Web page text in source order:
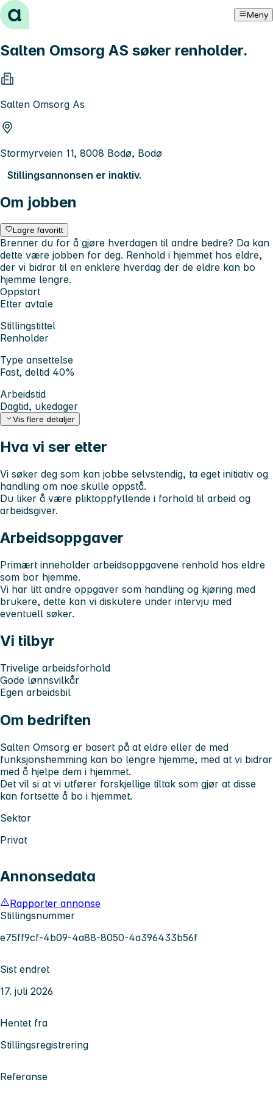
Hopp til innhold Meny
Salten Omsorg AS søker renholder.
Salten Omsorg As
Stormyrveien 11, 8008 Bodø, Bodø
Stillingsannonsen er inaktiv.
Om jobben
Lagre favoritt
Brenner du for å gjøre hverdagen til andre bedre? Da kan
dette være jobben for deg. Renhold i hjemmet hos eldre,
der vi bidrar til en enklere hverdag der de eldre kan bo
hjemme lengre.
Oppstart
Etter avtale
Stillingstittel
Renholder
Type ansettelse
Fast, deltid 40%
Arbeidstid
Dagtid, ukedager
Vis flere detaljer
Hva vi ser etter
Vi søker deg som kan jobbe selvstendig, ta eget initiativ og
handling om noe skulle oppstå.
Du liker å være pliktoppfyllende i forhold til arbeid og
arbeidsgiver.
Arbeidsoppgaver
Primært inneholder arbeidsoppgavene renhold hos eldre
som bor hjemme.
Vi har litt andre oppgaver som handling og kjøring med
brukere, dette kan vi diskutere under intervju med
eventuell søker.
Vi tilbyr
Trivelige arbeidsforhold
Gode lønnsvilkår
Egen arbeidsbil
Om bedriften
Salten Omsorg er basert på at eldre eller de med
funksjonshemming kan bo lengre hjemme, med at vi bidrar
med å hjelpe dem i hjemmet.
Det vil si at vi utfører forskjellige tiltak som gjør at disse
kan fortsette å bo i hjemmet.
Sektor
Privat
Annonsedata
Rapporter annonse
Stillingsnummer
e75ff9cf-4b09-4a88-8050-4a396433b56f
Sist endret
17. juli 2026
Hentet fra
Stillingsregistrering
Referanse